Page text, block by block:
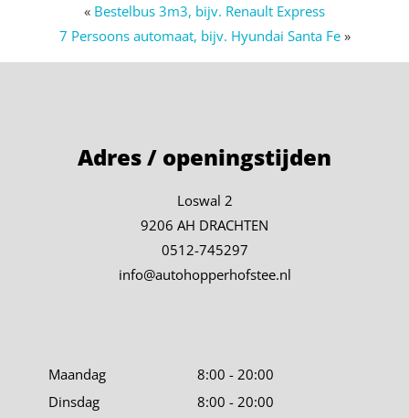
« Bestelbus 3m3, bijv. Renault Express
7 Persoons automaat, bijv. Hyundai Santa Fe»
Adres / openingstijden
Loswal 2
9206 AH DRACHTEN
0512-745297
info@autohopperhofstee.nl
Maandag
8:00 - 20:00
Dinsdag
8:00 - 20:00